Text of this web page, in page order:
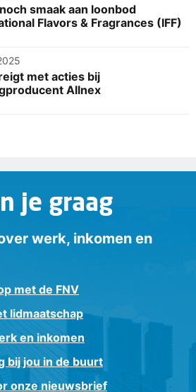
smaak aan loonbod
Flavors & Fragrances (IFF)
met acties bij
Allnex
je graag
werk, inkomen en
met de FNV
lidmaatschap
en inkomen
bij jou in de buurt
onze nieuwsbrief